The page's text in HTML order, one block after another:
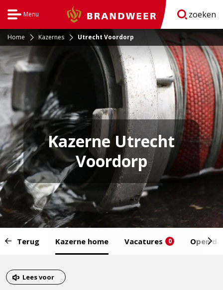
Menu Brandweer zoeken
Home Kazernes Utrecht Voordorp
Kazerne Utrecht
Voordorp
van
menu:
Terug Kazerne home Vacatures 0 Open
van
het
Dit
Lees voor